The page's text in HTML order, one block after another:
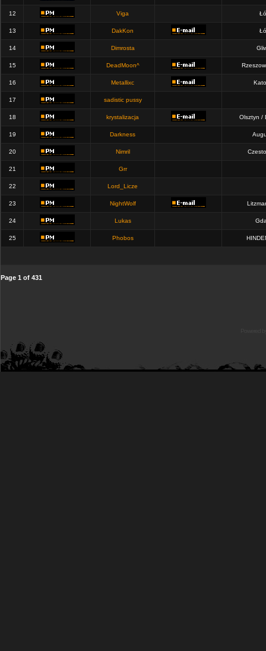
12 Viga
13 DakKon
14 Dimrosta
15 DeadMoon^
16 Metallixc
17 sadistic pussy
18 krystalizacja Olsztyn /
19 Darkness
20 Nimril
21 Grr
22 Lord_Licze
23 NightWolf
24 Lukas
25 Phobos
Page 1 of 431